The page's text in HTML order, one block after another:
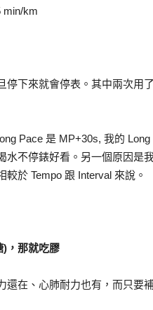
min/km
停下來就會停表。其中兩次用
Pace 是 MP+30s, 我的
水不停錶好看。另一個原因是
於 Tempo 跟 Interval 來說。
)，那就吃膠
還在、心肺耐力也有，而只要